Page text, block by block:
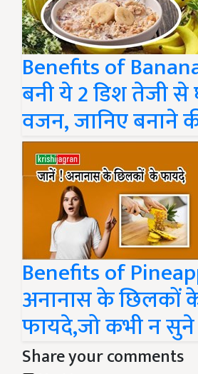
Benefits of
बनी ये 2 डिश तेजी से
वजन, जानिए बनाने
Benefits of
अनानास के छिलकों
फायदे,जो कभी न सुने
Share your comments